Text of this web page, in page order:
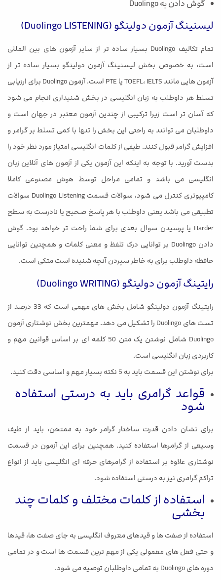
گوش دادن به Duolingo
لیسنینگ آزمون دولینگو (Duolingo LISTENING)
تمام تکالیف Duolingo بسیار ساده تر از سایر آزمون های بین المللی
است، به خصوص بخش لیسنینگ آزمون دولینگو بسیار ساده تر از
آزمون هایی مانند TOEFL، IELTS یا PTE است. آزمون Duolingo برای ارزیابی
تسلط هر داوطلب به زبان انگلیسی در بخش شنیداری انجام می شود
که آسان تر است زیرا ترکیبی از چندین آزمون معتبر در جهان است و
داوطلبان می توانند به راحتی این بخش را تنها با کمی تسلط بر گرامر و
افزایش گرامر قبول کنند. طیفی از کلمات انگلیسی امتیاز مورد نظر خود را
بدست آورید. با توجه به اینکه این آزمون یکی از آزمون های آنلاین زبان
انگلیسی می باشد و تمامی مراحل توسط هوش مصنوعی کاملا
کامپیوتری کنترل می شود، سوالات قسمت Duolingo Listening سوالات
تطبیقی می باشد یعنی داوطلب با هر پاسخ صحیح یا نادرست به سطح
Harder یا پرسیدن سوال بعدی برای شما راحت تر خواهد بود. گوش
دادن Duolingo بر توانایی درک تلفظ و معنی کلمات و همچنین توانایی
حافظه داوطلب برای به خاطر سپردن آنچه شنیده است متکی است.
رایتینگ آزمون دولینگو (Duolingo WRITING)
رایتینگ آزمون دولینگو شامل بخش های مهمی است که 33 درصد از
تست های Duolingo را تشکیل می دهد. مهمترین بخش نوشتاری آزمون
Duolingo شامل نوشتن یک متن 50 کلمه ای بر اساس قوانین مهم و
کاربردی زبان انگلیسی است.
برای نوشتن این قسمت باید به 5 نکته بسیار مهم و اساسی دقت کنید.
قواعد گرامری باید به درستی استفاده
شود
برای نشان دادن قدرت ساختار گرامر خود به ممتحن، باید از طیف
وسیعی از گرامرها استفاده کنید. همچنین برای این آزمون در قسمت
نوشتاری علاوه بر استفاده از گرامرهای حرفه ای انگلیسی باید از انواع
تراکم گرامری نیز به درستی استفاده شود.
استفاده از کلمات مختلف و کلمات چند
بخشی
استفاده از صفت ها و قیدهای معروف انگلیسی به جای صفت ها، قیدها
و حتی فعل های معمولی یکی از مهم ترین قسمت ها است و در تمامی
دوره های Duolingo به تمامی داوطلبان توصیه می شود.